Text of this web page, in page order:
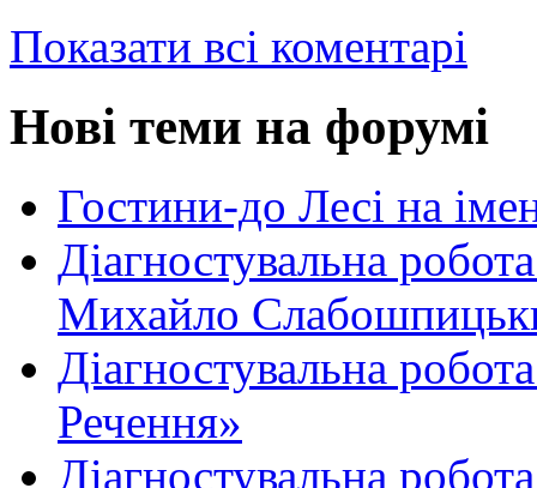
Показати всі коментарі
Нові теми на форумі
Гостини-до Лесі на
Діагностувальна
Михайло
Діагностувальна
Речення»
Діагностувальна